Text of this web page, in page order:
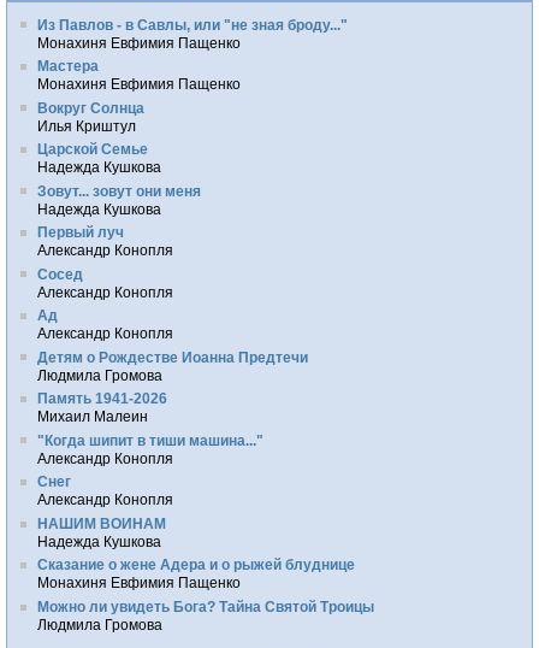
Из Павлов - в Савлы, или "не зная броду..."
Монахиня Евфимия Пащенко
Мастера
Монахиня Евфимия Пащенко
Вокруг Солнца
Илья Криштул
Царской Семье
Надежда Кушкова
Зовут... зовут они меня
Надежда Кушкова
Первый луч
Александр Конопля
Сосед
Александр Конопля
Ад
Александр Конопля
Детям о Рождестве Иоанна Предтечи
Людмила Громова
Память 1941-2026
Михаил Малеин
"Когда шипит в тиши машина..."
Александр Конопля
Снег
Александр Конопля
НАШИМ ВОИНАМ
Надежда Кушкова
Сказание о жене Адера и о рыжей блуднице
Монахиня Евфимия Пащенко
Можно ли увидеть Бога? Тайна Святой Троицы
Людмила Громова